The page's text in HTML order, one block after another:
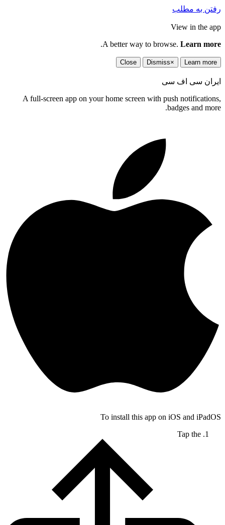
رفتن به مطلب
View in the app
A better way to browse. Learn more
.
Learn more
×
Dismiss
Close
ایران سی اف سی
A full-screen app on your home screen with push notifications,
badges and more.
To install this app on iOS and iPadOS
Tap the